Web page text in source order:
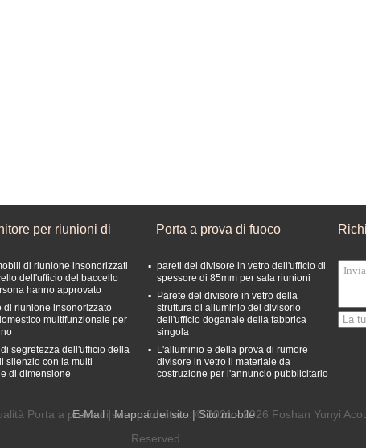
per riunioni di
di riunione insonorizzati
dell'ufficio del baccello
hanno approvato
di riunione insonorizzato
multifunzionale per
segretezza dell'ufficio della
silenzio con la multi
di dimensione
Porta a prova di fuoco
pareti del divisore in vetro dell'ufficio di
spessore di 85mm per sala riunioni
Parete del divisore in vetro della
struttura di alluminio del divisorio
dell'ufficio doganale della fabbrica
singola
L'alluminio e della prova di rumore
divisore in vetro il materiale da
costruzione per l'annuncio pubblicitario
E-Mail|Mappa del sito | Sito mobile
Porta a prova di suono fornitore. © 2021 - 2026 Foshan Yunyi
Reserved.